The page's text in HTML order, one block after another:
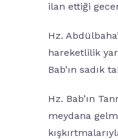
ilan ettiği
Hz.
hareketlilik
Bab’ın sadık
Hz. Bab’ın
meydana